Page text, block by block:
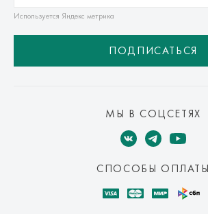
Используется Яндекс метрика
ПОДПИСАТЬСЯ
МЫ В СОЦСЕТЯХ
СПОСОБЫ ОПЛАТЫ